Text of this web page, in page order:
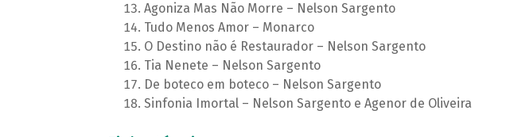
Agoniza Mas Não Morre – Nelson Sargento
Tudo Menos Amor – Monarco
O Destino não é Restaurador – Nelson Sargento
Tia Nenete – Nelson Sargento
De boteco em boteco – Nelson Sargento
Sinfonia Imortal – Nelson Sargento e Agenor de Oliveira